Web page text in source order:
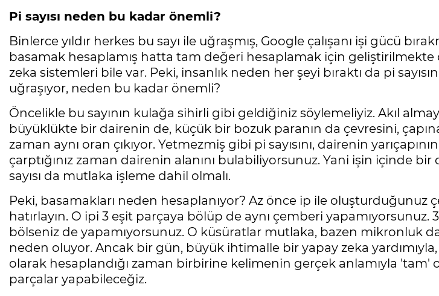
Pi sayısı neden bu kadar önemli?
Binlerce yıldır herkes bu sayı ile uğraşmış, Google çalışanı işi gücü
basamak hesaplamış hatta tam değeri hesaplamak için geliştirilmekte
zeka sistemleri bile var. Peki, insanlık neden her şeyi bıraktı da pi
uğraşıyor, neden bu kadar önemli?
Öncelikle bu sayının kulağa sihirli gibi geldiğiniz söylemeliyiz. Akıl
büyüklükte bir dairenin de, küçük bir bozuk paranın da çevresini,
zaman aynı oran çıkıyor. Yetmezmiş gibi pi sayısını, dairenin
çarptığınız zaman dairenin alanını bulabiliyorsunuz. Yani işin içinde bir
sayısı da mutlaka işleme dahil olmalı.
Peki, basamakları neden hesaplanıyor? Az önce ip ile oluşturduğunuz
hatırlayın. O ipi 3 eşit parçaya bölüp de aynı çemberi yapamıyorsunuz.
bölseniz de yapamıyorsunuz. O küsüratlar mutlaka, bazen mikronluk
neden oluyor. Ancak bir gün, büyük ihtimalle bir yapay zeka yardımıyla,
olarak hesaplandığı zaman birbirine kelimenin gerçek anlamıyla 'tam'
parçalar yapabileceğiz.